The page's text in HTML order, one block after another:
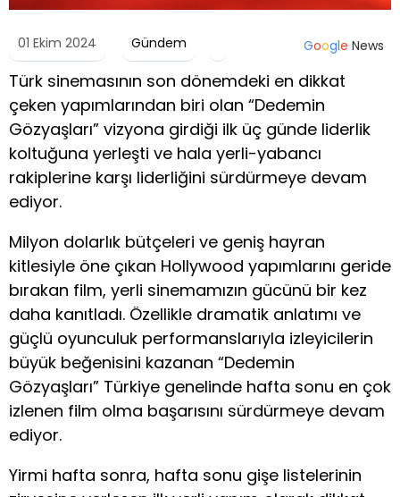
01 Ekim 2024 Gündem Google News
Türk sinemasının son dönemdeki en dikkat
çeken yapımlarından biri olan “Dedemin
Gözyaşları” vizyona girdiği ilk üç günde liderlik
koltuğuna yerleşti ve hala yerli-yabancı
rakiplerine karşı liderliğini sürdürmeye devam
ediyor.
Milyon dolarlık bütçeleri ve geniş hayran
kitlesiyle öne çıkan Hollywood yapımlarını geride
bırakan film, yerli sinemamızın gücünü bir kez
daha kanıtladı. Özellikle dramatik anlatımı ve
güçlü oyunculuk performanslarıyla izleyicilerin
büyük beğenisini kazanan “Dedemin
Gözyaşları” Türkiye genelinde hafta sonu en çok
izlenen film olma başarısını sürdürmeye devam
ediyor.
Yirmi hafta sonra, hafta sonu gişe listelerinin